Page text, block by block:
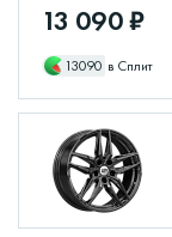
13 090 ₽
13090 в Сплит